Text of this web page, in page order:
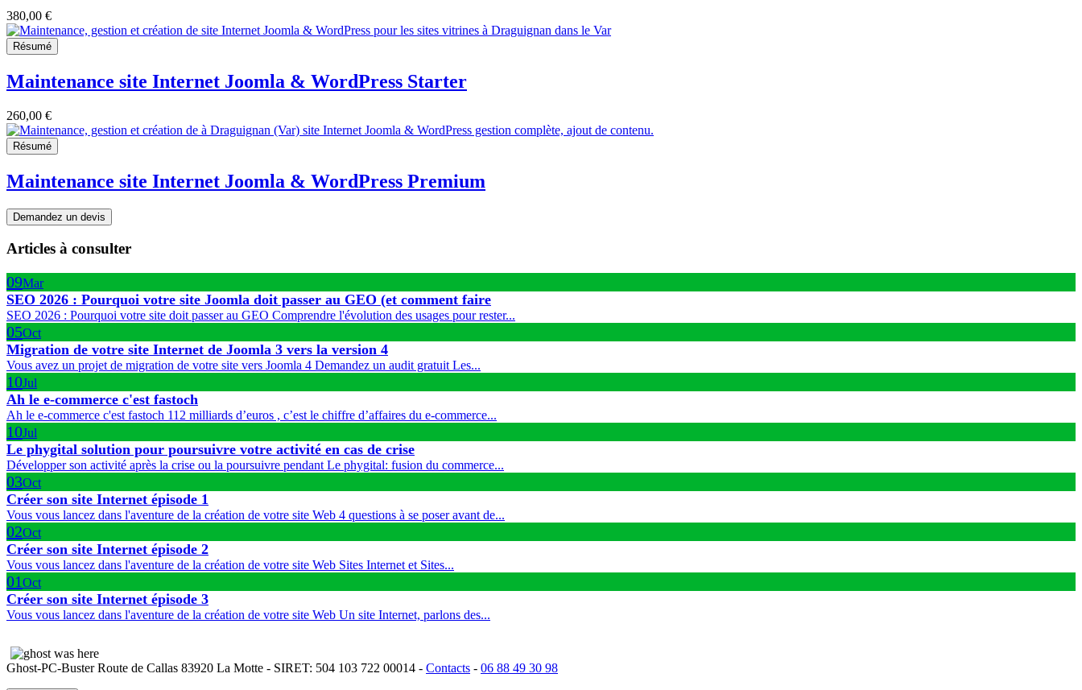
380,00 €
Résumé
Maintenance site Internet Joomla & WordPress Starter
260,00 €
Résumé
Maintenance site Internet Joomla & WordPress Premium
Demandez un devis
Articles à consulter
09Mar
SEO 2026 : Pourquoi votre site Joomla doit passer au GEO (et comment faire
SEO 2026 : Pourquoi votre site doit passer au GEO Comprendre l'évolution des usages pour rester...
05Oct
Migration de votre site Internet de Joomla 3 vers la version 4
Vous avez un projet de migration de votre site vers Joomla 4 Demandez un audit gratuit Les...
10Jul
Ah le e-commerce c'est fastoch
Ah le e-commerce c'est fastoch 112 milliards d’euros , c’est le chiffre d’affaires du e-commerce...
10Jul
Le phygital solution pour poursuivre votre activité en cas de crise
Développer son activité après la crise ou la poursuivre pendant Le phygital: fusion du commerce...
03Oct
Créer son site Internet épisode 1
Vous vous lancez dans l'aventure de la création de votre site Web 4 questions à se poser avant de...
02Oct
Créer son site Internet épisode 2
Vous vous lancez dans l'aventure de la création de votre site Web Sites Internet et Sites...
01Oct
Créer son site Internet épisode 3
Vous vous lancez dans l'aventure de la création de votre site Web Un site Internet, parlons des...
Ghost-PC-Buster Route de Callas 83920 La Motte - SIRET: 504 103 722 00014 - Contacts - 06 88 49 30 98